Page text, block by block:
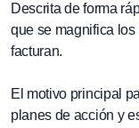
Descrita de forma
que se magnifica
facturan.
El motivo principal
planes de acción y